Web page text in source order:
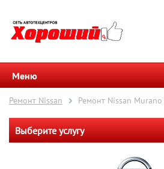
Меню
Ремонт Nissan Ремонт Nissan
Выберите услугу